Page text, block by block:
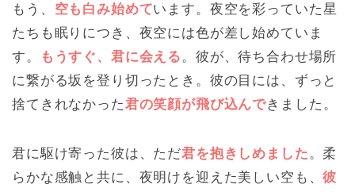
もう、 空も白み始めています。夜空を彩っていた星
たちも眠りにつき、夜空には色が差し始めていま
す。
もうすぐ、君に会える 。彼が、待ち合わせ場所
に繋がる坂を登り切ったとき。彼の目には、ずっと
捨てきれなかった君の笑顔が飛び込んできました。
君に駆け寄った彼は、ただ君を抱きしめました 。柔
らかな感触と共に、夜明けを迎えた美しい空も、彼